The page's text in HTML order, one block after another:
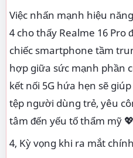
Việc nhấn mạnh hiệu
4 cho thấy Realme 16
chiếc smartphone tầm
hợp giữa sức mạnh phần
kết nối 5G hứa hẹn sẽ
tệp người dùng trẻ, yêu
tâm đến yếu tố thẩm mỹ 💖
4, Kỳ vọng khi ra mắt